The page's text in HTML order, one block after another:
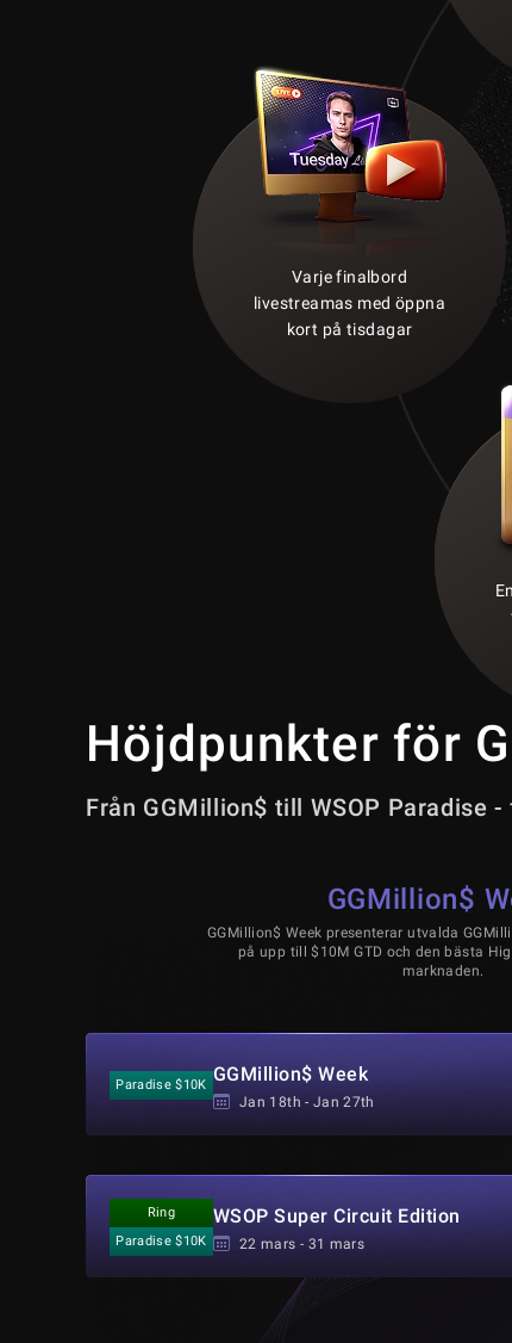
Varje finalbord
livestreamas med öppna
kort på tisdagar
Höjdpunkter för
Från GGMillion$ till WSOP Paradise
GGMillion$
GGMillion$ Week presenterar utvalda
på upp till $10M GTD och den bästa
marknaden.
GGMillion$ Week
Jan 18th - Jan 27th
Paradise $10K
WSOP Super Circuit Edition
22 mars - 31 mars
Ring
Paradise $10K